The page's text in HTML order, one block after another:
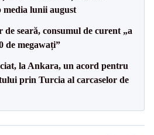
media lunii august
seară, consumul de curent „a
de megawați”
la Ankara, un acord pentru
prin Turcia al carcaselor de